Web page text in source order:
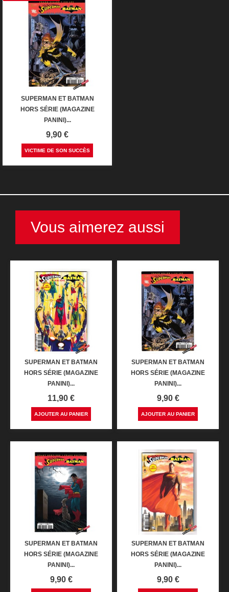
SUPERMAN ET BATMAN
HORS SÉRIE (MAGAZINE
PANINI)...
Prix
9,90 €
VICTIME DE SON SUCCÈS
Vous aimerez aussi
SUPERMAN ET BATMAN
HORS SÉRIE (MAGAZINE
PANINI)...
Prix
11,90 €
AJOUTER AU PANIER
SUPERMAN ET BATMAN
HORS SÉRIE (MAGAZINE
PANINI)...
Prix
9,90 €
AJOUTER AU PANIER
SUPERMAN ET BATMAN
HORS SÉRIE (MAGAZINE
PANINI)...
Prix
9,90 €
SUPERMAN ET BATMAN
HORS SÉRIE (MAGAZINE
PANINI)...
Prix
9,90 €